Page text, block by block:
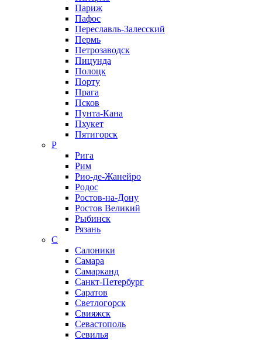
Париж
Пафос
Переславль-Залесский
Пермь
Петрозаводск
Пицунда
Полоцк
Порту
Прага
Псков
Пунта-Кана
Пхукет
Пятигорск
Р
Рига
Рим
Рио-де-Жанейро
Родос
Ростов-на-Дону
Ростов Великий
Рыбинск
Рязань
С
Салоники
Самара
Самарканд
Санкт-Петербург
Саратов
Светлогорск
Свияжск
Севастополь
Севилья